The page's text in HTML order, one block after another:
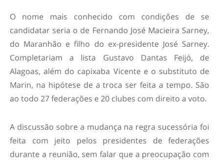
O nome mais conhecido com condições de se
candidatar seria o de Fernando José Macieira Sarney,
do Maranhão e filho do ex-presidente José Sarney.
Completariam a lista Gustavo Dantas Feijó, de
Alagoas, além do capixaba Vicente e o substituto de
Marin, na hipótese de a troca ser feita a tempo. São
ao todo 27 federações e 20 clubes com direito a voto.
A discussão sobre a mudança na regra sucessória foi
feita com jeito pelos presidentes de federações
durante a reunião, sem falar que a preocupação com